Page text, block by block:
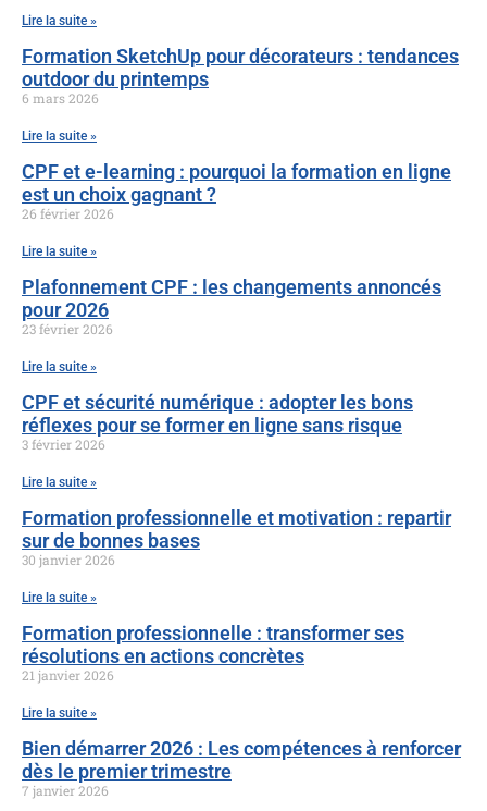
Lire la suite »
Formation SketchUp pour décorateurs : tendances
outdoor du printemps
6 mars 2026
Lire la suite »
CPF et e-learning : pourquoi la formation en ligne
est un choix gagnant ?
26 février 2026
Lire la suite »
Plafonnement CPF : les changements annoncés
pour 2026
23 février 2026
Lire la suite »
CPF et sécurité numérique : adopter les bons
réflexes pour se former en ligne sans risque
3 février 2026
Lire la suite »
Formation professionnelle et motivation : repartir
sur de bonnes bases
30 janvier 2026
Lire la suite »
Formation professionnelle : transformer ses
résolutions en actions concrètes
21 janvier 2026
Lire la suite »
Bien démarrer 2026 : Les compétences à renforcer
dès le premier trimestre
7 janvier 2026